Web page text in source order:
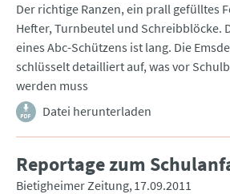
Der richtige Ranzen, ein prall gefülltes
Hefter, Turnbeutel und Schreibblöcke.
eines Abc-Schützens ist lang. Die
schlüsselt detailliert auf, was vor
werden muss
Datei herunterladen
Reportage zum
Bietigheimer Zeitung 17.09.2011